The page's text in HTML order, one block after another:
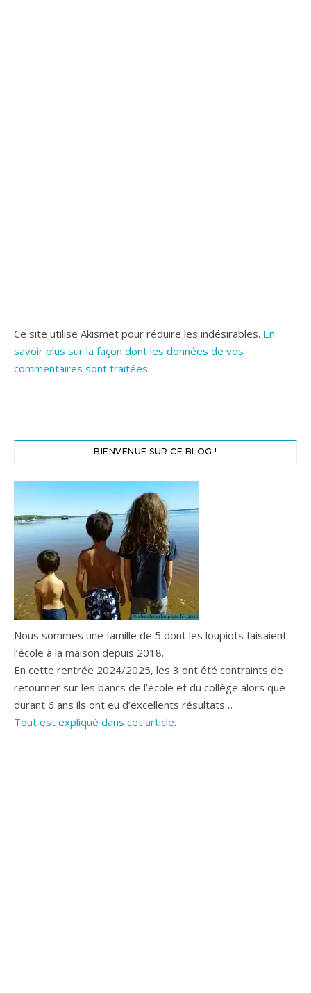
Ce site utilise Akismet pour réduire les indésirables. En
savoir plus sur la façon dont les données de vos
commentaires sont traitées.
BIENVENUE SUR CE BLOG !
Nous sommes une famille de 5 dont les loupiots faisaient
l’école à la maison depuis 2018.
En cette rentrée 2024/2025, les 3 ont été contraints de
retourner sur les bancs de l’école et du collège alors que
durant 6 ans ils ont eu d’excellents résultats…
Tout est expliqué dans cet article.